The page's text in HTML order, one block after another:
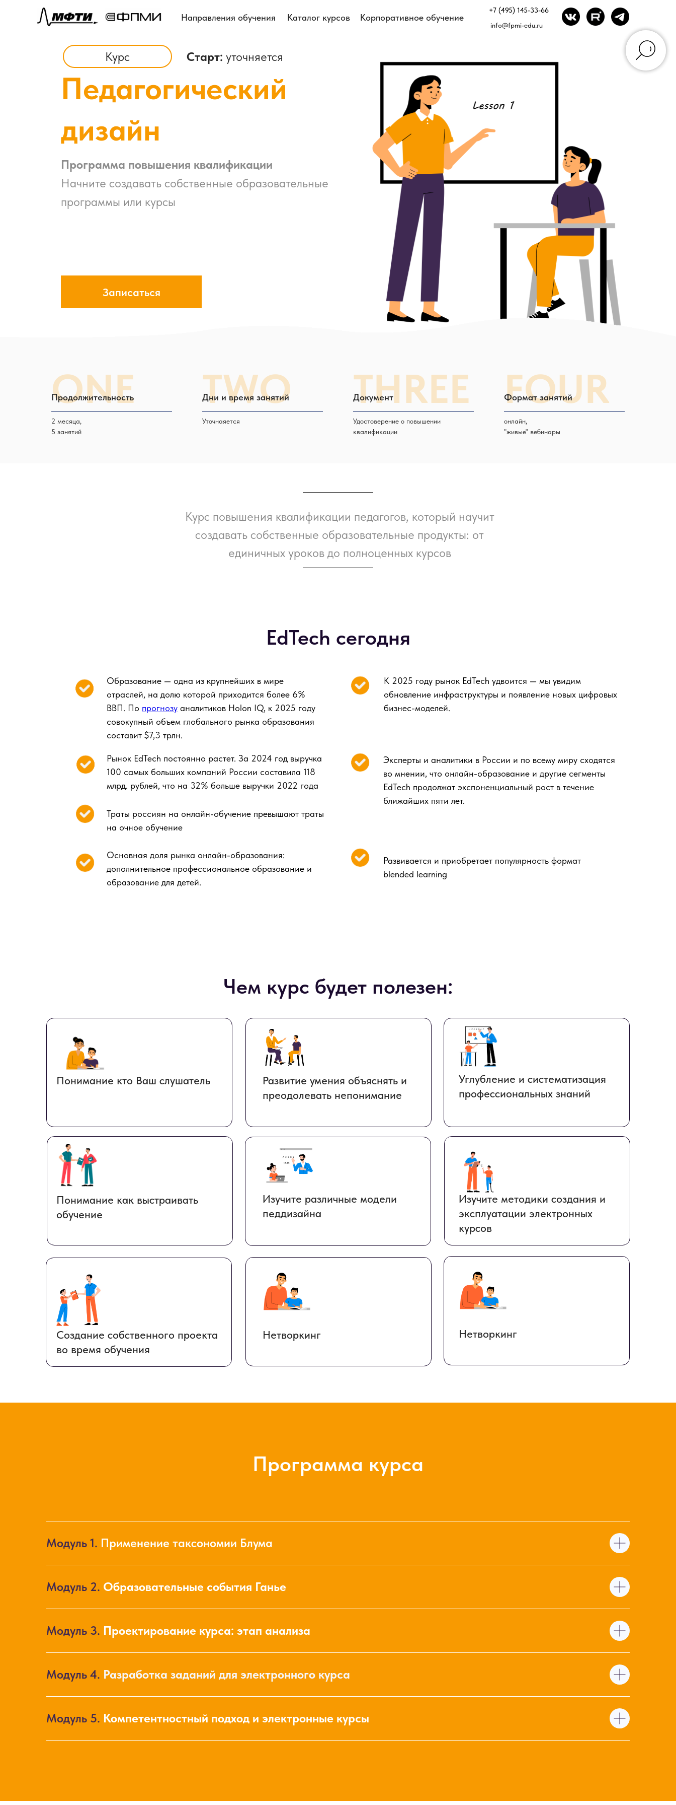
Направления обучения Каталог курсов Корпоративное обучение
info@fpmi-edu.ru
+7 (495) 145-33-66
Педагогический
дизайн
Программа повышения квалификации
Начните создавать собственные образовательные
программы или курсы
Курс Старт: уточняется
Записаться
THREE FOUR
TWO
ONE
Продолжительность
2 месяца,
5 занятий
Дни и время занятий
Уточнаяется
Документ Формат занятий
онлайн,
"живые" вебинары
Удостоверение о повышении
квалификации
Курс повышения квалификации педагогов, который научит
создавать собственные образовательные продукты: от
единичных уроков до полноценных курсов
EdTech сегодня
Рынок EdTech постоянно растет. За 2024 год выручка
100 самых больших компаний России составила 118
млрд. рублей, что на 32% больше выручки 2022 года
Образование — одна из крупнейших в мире
отраслей, на долю которой приходится более 6%
ВВП. По прогнозу аналитиков Holon IQ, к 2025 году
совокупный объем глобального рынка образования
составит $7,3 трлн.
К 2025 году рынок EdTech удвоится — мы увидим
обновление инфраструктуры и появление новых цифровых
бизнес-моделей.
Траты россиян на онлайн-обучение превышают траты
на очное обучение
Основная доля рынка онлайн-образования:
дополнительное профессиональное образование и
образование для детей.
Развивается и приобретает популярность формат
blended learning
Эксперты и аналитики в России и по всему миру сходятся
во мнении, что онлайн-образование и другие сегменты
EdTech продолжат экспоненциальный рост в течение
ближайших пяти лет.
Чем курс будет полезен:
Понимание кто Ваш слушатель
Развитие умения объяснять и
преодолевать непонимание
Углубление и систематизация
профессиональных знаний
Изучите методики создания и
эксплуатации электронных
курсов
Понимание как выстраивать
обучение
Изучите различные модели
педдизайна
Создание собственного проекта
во время обучения
Нетворкинг Нетворкинг
Программа курса
Модуль 1. Применение таксономии Блума
Модуль 2. Образовательные события Ганье
Модуль 3. Проектирование курса: этап анализа
Модуль 4. Разработка заданий для электронного курса
Модуль 5. Компетентностный подход и электронные курсы